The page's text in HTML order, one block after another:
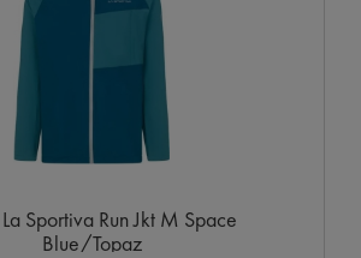
Sportiva Run Jkt M Space
Blue/Topaz